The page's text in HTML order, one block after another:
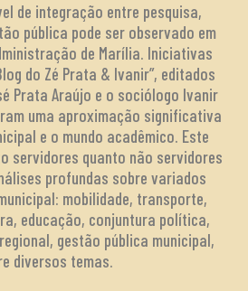
de integração entre pesquisa,
pública pode ser observado em
de Marília. Iniciativas
do Zé Prata & Ivanir”, editados
Prata Araújo e o sociólogo Ivanir
uma aproximação significativa
e o mundo acadêmico. Este
servidores quanto não servidores
profundas sobre variados
mobilidade, transporte,
educação, conjuntura política,
gestão pública municipal,
diversos temas.